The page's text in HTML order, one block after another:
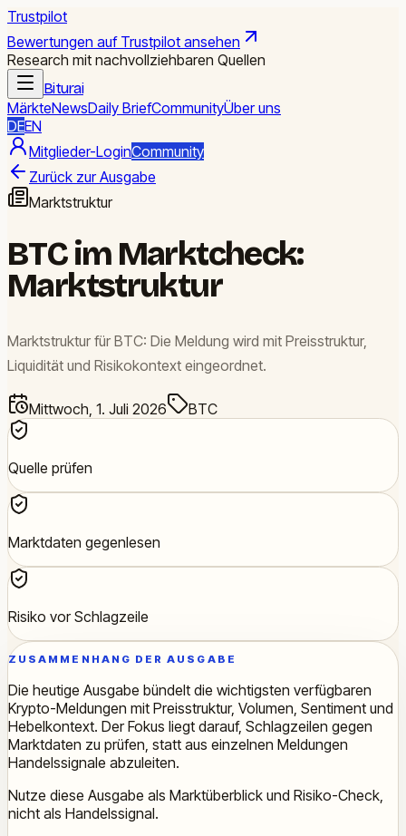
Trustpilot
Bewertungen auf Trustpilot ansehen
Research mit nachvollziehbaren Quellen
Biturai
MärkteNewsDaily BriefCommunityÜber uns
DEEN
Mitglieder-LoginCommunity
Zurück zur Ausgabe
Marktstruktur
BTC im Marktcheck:
Marktstruktur
Marktstruktur für BTC: Die Meldung wird mit Preisstruktur,
Liquidität und Risikokontext eingeordnet.
Mittwoch, 1. Juli 2026 BTC
Quelle prüfen
Marktdaten gegenlesen
Risiko vor Schlagzeile
ZUSAMMENHANG DER AUSGABE
Die heutige Ausgabe bündelt die wichtigsten verfügbaren
Krypto-Meldungen mit Preisstruktur, Volumen, Sentiment und
Hebelkontext. Der Fokus liegt darauf, Schlagzeilen gegen
Marktdaten zu prüfen, statt aus einzelnen Meldungen
Handelssignale abzuleiten.
Nutze diese Ausgabe als Marktüberblick und Risiko-Check,
nicht als Handelssignal.